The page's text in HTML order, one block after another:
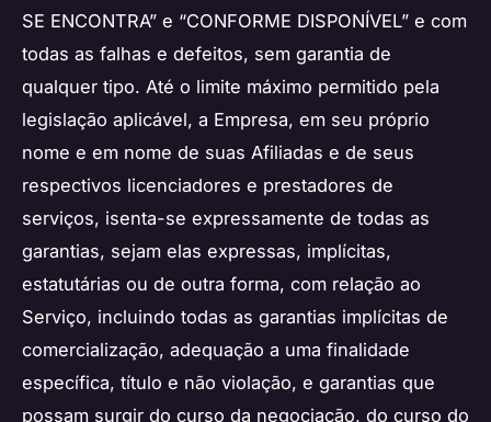
SE ENCONTRA” e “CONFORME DISPONÍVEL” e com
todas as falhas e defeitos, sem garantia de
qualquer tipo. Até o limite máximo permitido pela
legislação aplicável, a Empresa, em seu próprio
nome e em nome de suas Afiliadas e de seus
respectivos licenciadores e prestadores de
serviços, isenta-se expressamente de todas as
garantias, sejam elas expressas, implícitas,
estatutárias ou de outra forma, com relação ao
Serviço, incluindo todas as garantias implícitas de
comercialização, adequação a uma finalidade
específica, título e não violação, e garantias que
possam surgir do curso da negociação, do curso do